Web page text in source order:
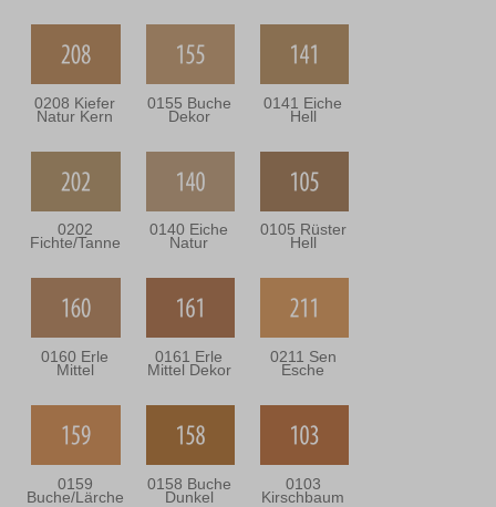
0208 Kiefer
Natur Kern
0155 Buche
Dekor
0141 Eiche
Hell
0202
Fichte/Tanne
0140 Eiche
Natur
0105 Rüster
Hell
0160 Erle
Mittel
0161 Erle
Mittel Dekor
0211 Sen
Esche
0159
Buche/Lärche
0158 Buche
Dunkel
0103
Kirschbaum